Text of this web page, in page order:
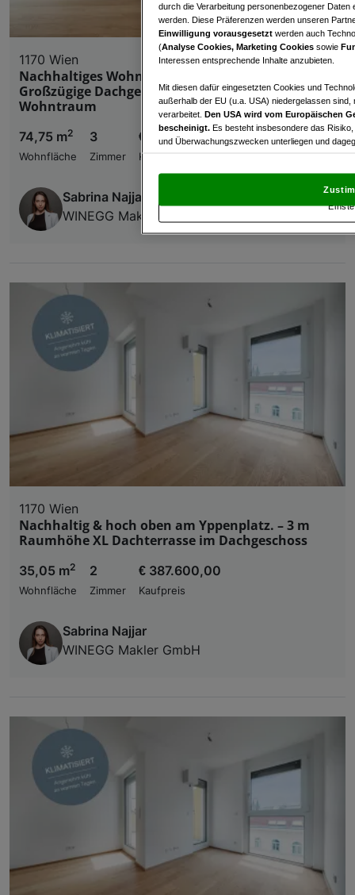
1170 Wien
Nachhaltiges Wohnen beim Yppenplatz -
Großzügige Dachgeschosswohnung - 3-Zimmer-
Wohntraum
74,75 m2
Wohnfläche
3
Zimmer
€ 635.900,00
Kaufpreis
Sabrina Najjar
WINEGG Makler GmbH
1170 Wien
Nachhaltig & hoch oben am Yppenplatz. – 3 m
Raumhöhe XL Dachterrasse im Dachgeschoss
35,05 m2
Wohnfläche
2
Zimmer
€ 387.600,00
Kaufpreis
Sabrina Najjar
WINEGG Makler GmbH
durch die Verarbeitung personenbezogener
werden. Diese Präferenzen werden unseren
Einwilligung vorausgesetzt werden auch
(Analyse Cookies, Marketing Cookies sowie
Interessen entsprechende Inhalte anzubieten.
Mit diesen dafür eingesetzten Cookies und
außerhalb der EU (u.a. USA) niedergelassen
verarbeitet. Den USA wird vom Europäischen
bescheinigt. Es besteht insbesondere das
und Überwachungszwecken unterliegen und
und Widerspruch gegen die Verarbeitung auf der
„Cookie Einstellungen“, die sich auf jeder Seite
und der Performance von Inhalten,